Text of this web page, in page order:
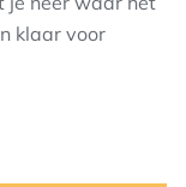
klaar voor